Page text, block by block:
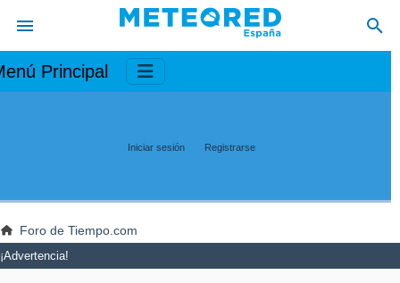
Principal
Iniciar sesión Registrarse
Foro de Tiempo.com
¡Advertencia!